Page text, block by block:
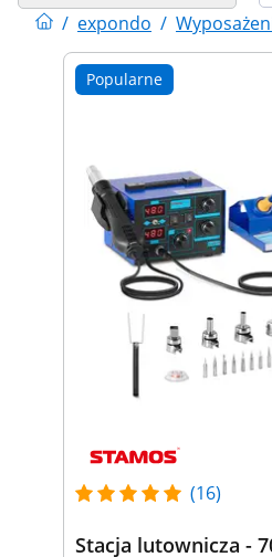
/ expondo /
Popularne
(16)
Stacja lutownicza -